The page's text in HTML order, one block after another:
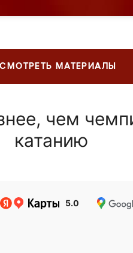
МАТЕРИАЛЫ
чем
катанию
5.0